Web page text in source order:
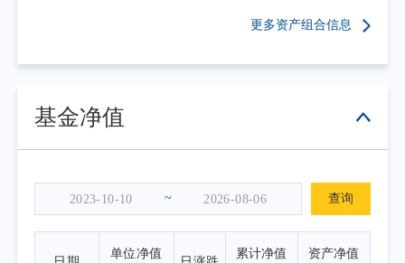
更多资产组合信息
基金净值
~ 查询
单位净值
累计净值
资产净值